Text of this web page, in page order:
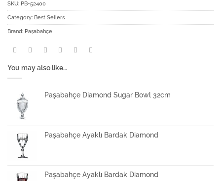
SKU: PB-52400
Category: Best Sellers
Brand: Paşabahçe
You may also like…
Paşabahçe Diamond Sugar Bowl 32cm
Paşabahçe Ayaklı Bardak Diamond
Paşabahçe Ayaklı Bardak Diamond